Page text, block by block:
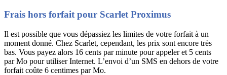
Frais hors forfait pour Scarlet Proximus
Il est possible que vous dépassiez les limites de votre forfait à un
moment donné. Chez Scarlet, cependant, les prix sont encore très
bas. Vous payez alors 16 cents par minute pour appeler et 5 cents
par Mo pour utiliser Internet. L’envoi d’un SMS en dehors de votre
forfait coûte 6 centimes par Mo.